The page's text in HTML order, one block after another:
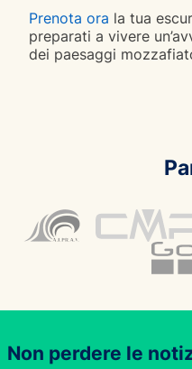
Prenota ora la tua
preparati a vivere
dei paesaggi
Non perdere le